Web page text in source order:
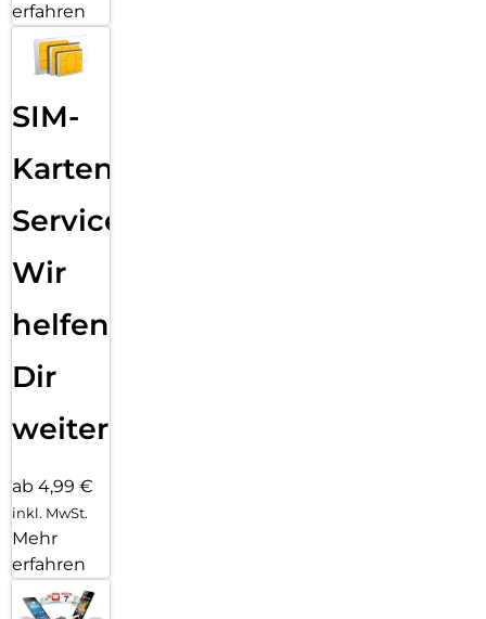
erfahren
SIM-
Karten
Service:
Wir
helfen
Dir
weiter
ab 4,99 €
inkl. MwSt.
Mehr
erfahren